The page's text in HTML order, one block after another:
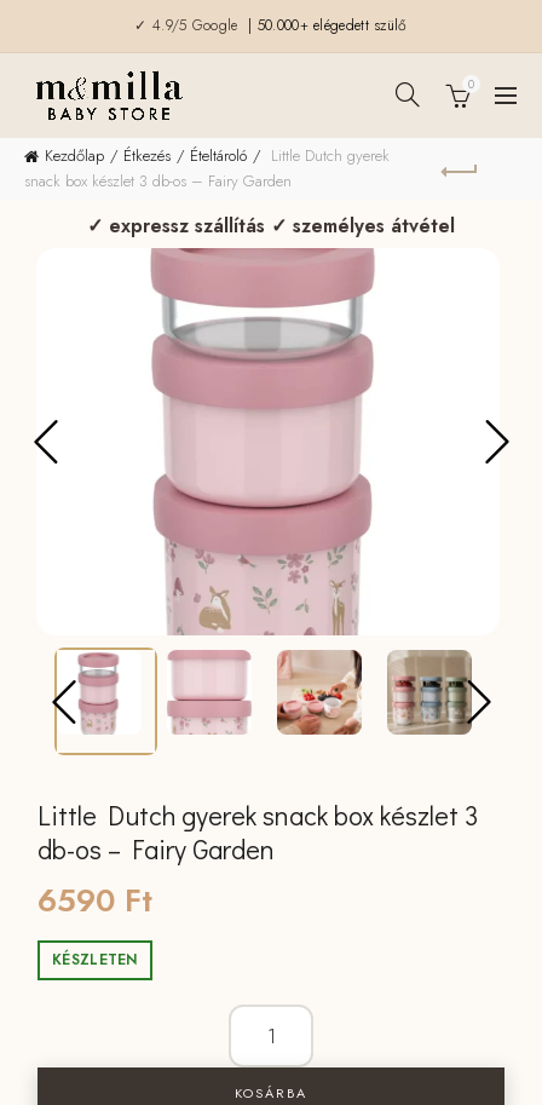
✓ 4.9/5 Google | 50.000+ elégedett szülő
0
Kezdőlap Étkezés Ételtároló
Little Dutch gyerek
snack box készlet 3 db-os – Fairy Garden
✓ expressz szállítás ✓ személyes átvétel
Little Dutch gyerek snack box készlet 3
db-os – Fairy Garden
6590 Ft
KÉSZLETEN
Little Dutch gyerek snack box készlet
KOSÁRBA